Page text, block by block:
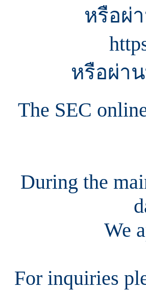
หรือผ่
หรือผ่าน
The SEC
During the
We
For inquiries